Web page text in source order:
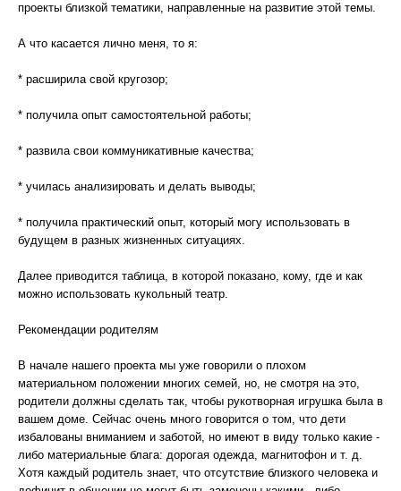
проекты близкой тематики, направленные на развитие этой темы.
А что касается лично меня, то я:
* расширила свой кругозор;
* получила опыт самостоятельной работы;
* развила свои коммуникативные качества;
* училась анализировать и делать выводы;
* получила практический опыт, который могу использовать в
будущем в разных жизненных ситуациях.
Далее приводится таблица, в которой показано, кому, где и как
можно использовать кукольный театр.
Рекомендации родителям
В начале нашего проекта мы уже говорили о плохом
материальном положении многих семей, но, не смотря на это,
родители должны сделать так, чтобы рукотворная игрушка была в
вашем доме. Сейчас очень много говорится о том, что дети
избалованы вниманием и заботой, но имеют в виду только какие -
либо материальные блага: дорогая одежда, магнитофон и т. д.
Хотя каждый родитель знает, что отсутствие близкого человека и